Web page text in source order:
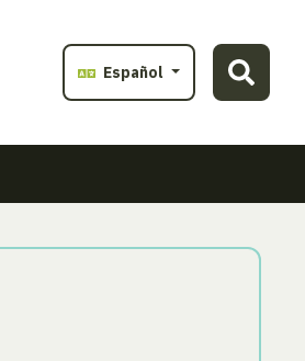
Español